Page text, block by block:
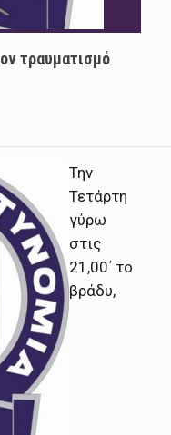
τραυματισμό
Την
Τετάρτη
γύρω
στις
21,00΄ το
βράδυ,